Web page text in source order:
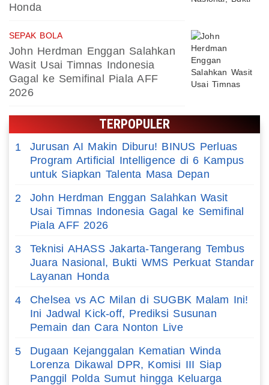
Honda
SEPAK BOLA
John Herdman Enggan Salahkan
Wasit Usai Timnas Indonesia
Gagal ke Semifinal Piala AFF
2026
TERPOPULER
1
Jurusan AI Makin Diburu! BINUS Perluas
Program Artificial Intelligence di 6 Kampus
untuk Siapkan Talenta Masa Depan
2
John Herdman Enggan Salahkan Wasit
Usai Timnas Indonesia Gagal ke Semifinal
Piala AFF 2026
3
Teknisi AHASS Jakarta-Tangerang Tembus
Juara Nasional, Bukti WMS Perkuat Standar
Layanan Honda
4
Chelsea vs AC Milan di SUGBK Malam Ini!
Ini Jadwal Kick-off, Prediksi Susunan
Pemain dan Cara Nonton Live
5
Dugaan Kejanggalan Kematian Winda
Lorenza Dikawal DPR, Komisi III Siap
Panggil Polda Sumut hingga Keluarga